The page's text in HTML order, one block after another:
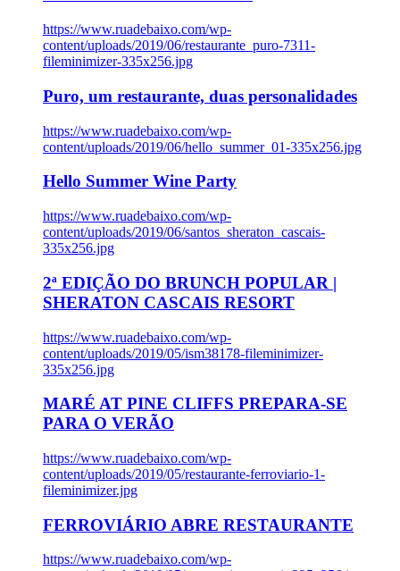
https://www.ruadebaixo.com/wp-
content/uploads/2019/06/restaurante_puro-7311-
fileminimizer-335x256.jpg
Puro, um restaurante, duas personalidades
https://www.ruadebaixo.com/wp-
content/uploads/2019/06/hello_summer_01-335x256.jpg
Hello Summer Wine Party
https://www.ruadebaixo.com/wp-
content/uploads/2019/06/santos_sheraton_cascais-
335x256.jpg
2ª EDIÇÃO DO BRUNCH POPULAR |
SHERATON CASCAIS RESORT
https://www.ruadebaixo.com/wp-
content/uploads/2019/05/ism38178-fileminimizer-
335x256.jpg
MARÉ AT PINE CLIFFS PREPARA-SE
PARA O VERÃO
https://www.ruadebaixo.com/wp-
content/uploads/2019/05/restaurante-ferroviario-1-
fileminimizer.jpg
FERROVIÁRIO ABRE RESTAURANTE
https://www.ruadebaixo.com/wp-